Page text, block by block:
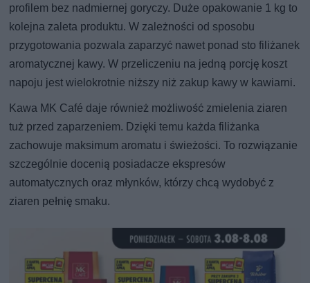
profilem bez nadmiernej goryczy. Duże opakowanie 1 kg to
kolejna zaleta produktu. W zależności od sposobu
przygotowania pozwala zaparzyć nawet ponad sto filiżanek
aromatycznej kawy. W przeliczeniu na jedną porcję koszt
napoju jest wielokrotnie niższy niż zakup kawy w kawiarni.
Kawa MK Café daje również możliwość zmielenia ziaren
tuż przed zaparzeniem. Dzięki temu każda filiżanka
zachowuje maksimum aromatu i świeżości. To rozwiązanie
szczególnie docenią posiadacze ekspresów
automatycznych oraz młynków, którzy chcą wydobyć z
ziaren pełnię smaku.